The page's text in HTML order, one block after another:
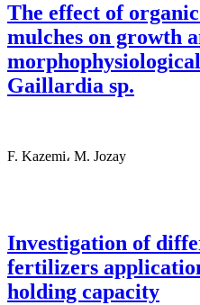
The effect of
mulches on growth
Gaillardia sp.
F. Kazemi، M. Jozay
Investigation of
fertilizers
holding capacity